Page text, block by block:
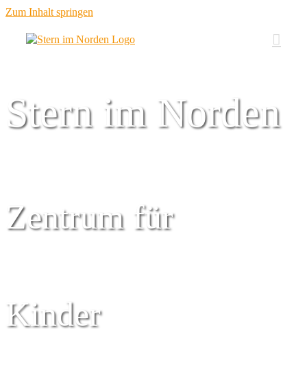
Zum Inhalt springen
Stern im Norden
Zentrum für
Kinder